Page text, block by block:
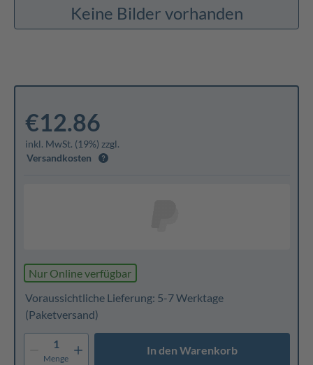
Keine Bilder vorhanden
€12.86
inkl. MwSt. (19%) zzgl.
Versandkosten
Nur Online verfügbar
Voraussichtliche Lieferung: 5-7 Werktage
(Paketversand)
1
Menge
In den Warenkorb